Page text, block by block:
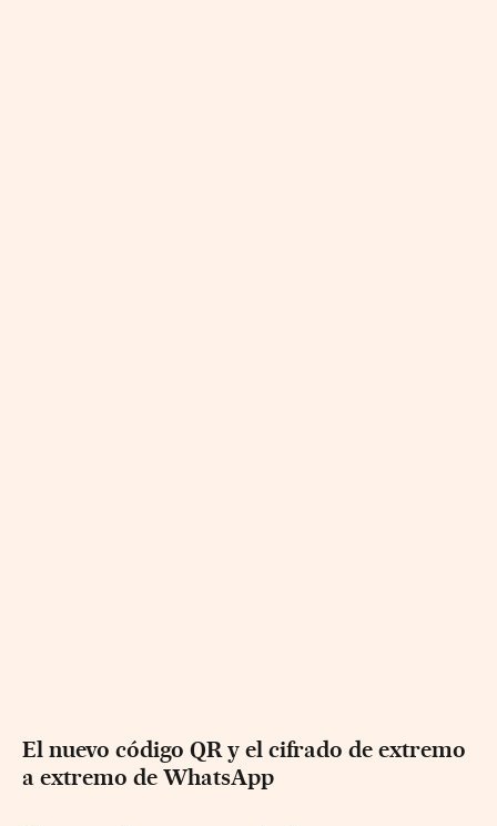
El nuevo código QR y el cifrado de extremo
a extremo de WhatsApp